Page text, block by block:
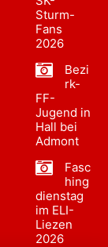
Sturm-
Fans
2026
Bezi
rk-
FF-
Jugend in
Hall bei
Admont
Fasc
hing
dienstag
im ELI-
Liezen
2026